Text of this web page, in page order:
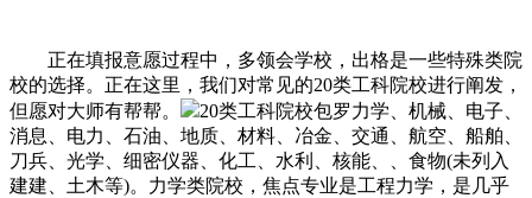
正在填报意愿过程中，多领会学校，出格是一些特殊类院
校的选择。正在这里，我们对常见的20类工科院校进行阐发，
但愿对大师有帮帮。
20类工科院校包罗力学、机械、电子、
消息、电力、石油、地质、材料、冶金、交通、航空、船舶、
刀兵、光学、细密仪器、化工、水利、核能、、食物(未列入
建建、土木等)。力学类院校，焦点专业是工程力学，是几乎